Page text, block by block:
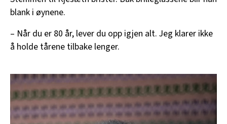
blank i øynene.
– Når du er 80 år, lever du opp igjen alt. Jeg klarer ikke
å holde tårene tilbake lenger.